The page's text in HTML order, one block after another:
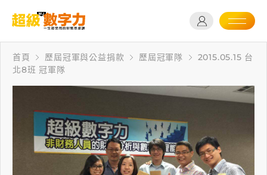
首頁 歷屆冠軍與公益捐款 歷屆冠軍隊
2015.05.15 台
北8班 冠軍隊